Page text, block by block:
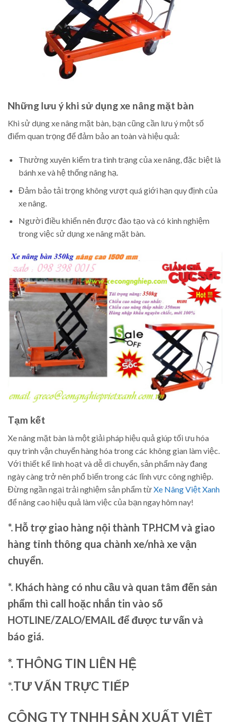
Những lưu ý khi sử dụng xe nâng mặt bàn
Khi sử dụng xe nâng mặt bàn, bạn cũng cần lưu ý một số
điểm quan trọng để đảm bảo an toàn và hiệu quả:
Thường xuyên kiểm tra tình trạng của xe nâng, đặc biệt là
bánh xe và hệ thống nâng hạ.
Đảm bảo tải trọng không vượt quá giới hạn quy định của
xe nâng.
Người điều khiển nên được đào tạo và có kinh nghiệm
trong việc sử dụng xe nâng mặt bàn.
Tạm kết
Xe nâng mặt bàn là một giải pháp hiệu quả giúp tối ưu hóa
quy trình vận chuyển hàng hóa trong các không gian làm việc.
Với thiết kế linh hoạt và dễ di chuyển, sản phẩm này đang
ngày càng trở nên phổ biến trong các lĩnh vực công nghiệp.
Đừng ngần ngại trải nghiệm sản phẩm từXe Nâng Việt Xanh
để nâng cao hiệu quả làm việc của bạn ngay hôm nay!
*. Hỗ trợ giao hàng nội thành TP.HCM và giao
hàng tỉnh thông qua chành xe/nhà xe vận
chuyển.
*. Khách hàng có nhu cầu và quan tâm đến sản
phẩm thì call hoặc nhắn tin vào số
HOTLINE/ZALO/EMAIL để được tư vấn và
báo giá.
*. THÔNG TIN LIÊN HỆ
*.TƯ VẤN TRỰC TIẾP
CÔNG TY TNHH SẢN XUẤT VIỆT